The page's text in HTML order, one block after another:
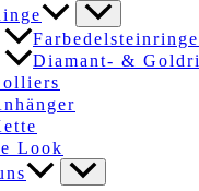
Farbedelsteinringe
Diamant- &
Look